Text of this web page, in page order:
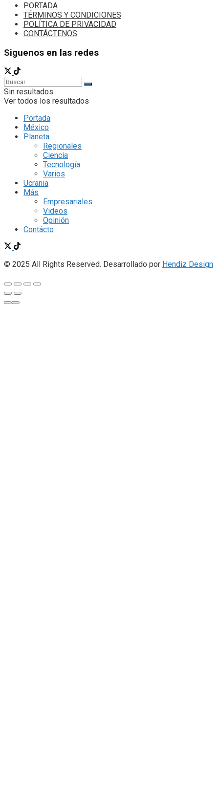
PORTADA
TÉRMINOS Y CONDICIONES
POLÍTICA DE PRIVACIDAD
CONTÁCTENOS
Siguenos en las redes
Sin resultados
Ver todos los resultados
Portada
México
Planeta
Regionales
Ciencia
Tecnología
Varios
Ucrania
Más
Empresariales
Videos
Opinión
Contácto
© 2025 All Rights Reserved. Desarrollado por Hendiz Design